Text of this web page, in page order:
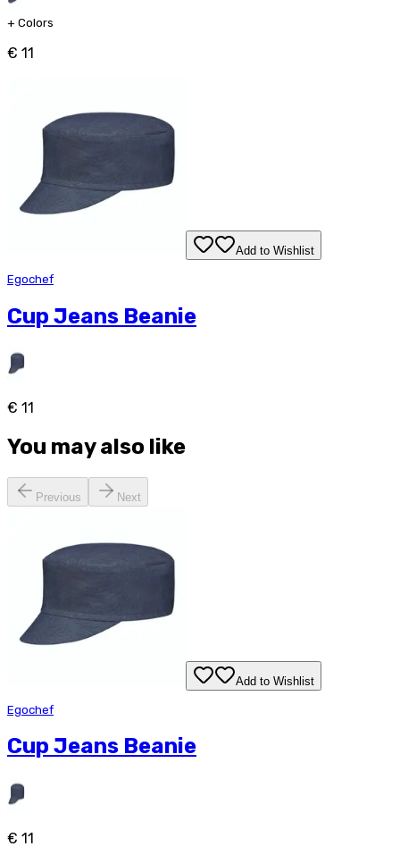
+ Colors
€ 11
Add to Wishlist
Egochef
Cup Jeans Beanie
€ 11
You may also like
Previous Next
Add to Wishlist
Egochef
Cup Jeans Beanie
€ 11